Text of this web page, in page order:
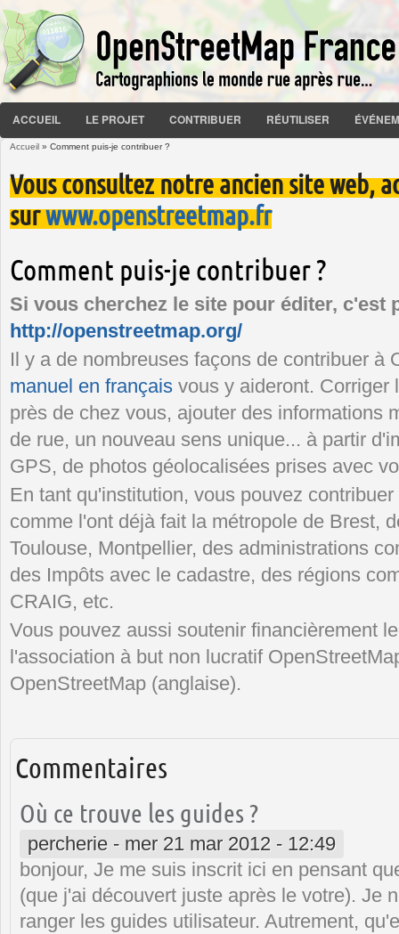
ACCUEIL LE PROJET CONTRIBUER RÉUTILISER
Accueil » Comment puis-je contribuer ?
Vous consultez notre ancien site web,
surwww.openstreetmap.fr
Comment puis-je contribuer ?
Si vous cherchez le site pour éditer, c'est
http://openstreetmap.org/
Il y a de nombreuses façons de contribuer
manuel en français vous y aideront. Corriger
près de chez vous, ajouter des informations
de rue, un nouveau sens unique... à partir
GPS, de photos géolocalisées prises avec
En tant qu'institution, vous pouvez
comme l'ont déjà fait la métropole de Brest,
Toulouse, Montpellier, des administrations
des Impôts avec le cadastre, des régions
CRAIG, etc.
Vous pouvez aussi soutenir financièrement
l'association à but non lucratif
OpenStreetMap (anglaise).
Commentaires
Où ce trouve les guides ?
percherie - mer 21 mar 2012 - 12:49
bonjour, Je me suis inscrit ici en pensant
(que j'ai découvert juste après le votre). Je
ranger les guides utilisateur. Autrement,